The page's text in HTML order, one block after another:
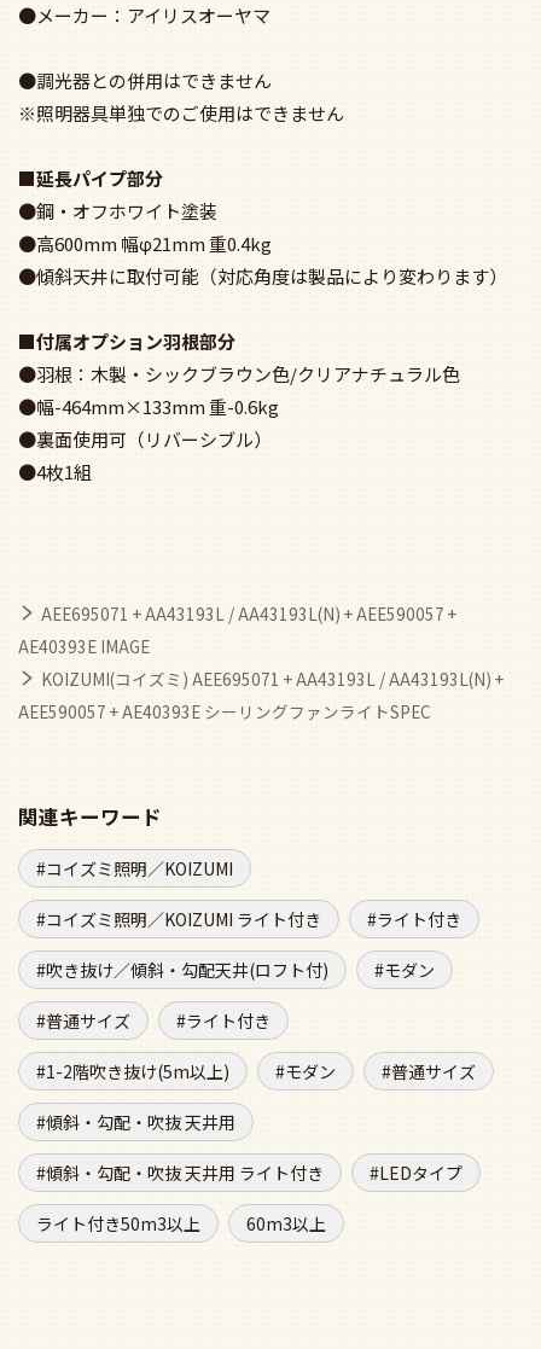
●メーカー：アイリスオーヤマ
●調光器との併用はできません
※照明器具単独でのご使用はできません
■延長パイプ部分
●鋼・オフホワイト塗装
●高600mm 幅φ21mm 重0.4kg
●傾斜天井に取付可能（対応角度は製品により変わります）
■付属オプション羽根部分
●羽根：木製・シックブラウン色/クリアナチュラル色
●幅-464mm×133mm 重-0.6kg
●裏面使用可（リバーシブル）
●4枚1組
AEE695071 + AA43193L / AA43193L(N) + AEE590057 +
AE40393E IMAGE
KOIZUMI(コイズミ) AEE695071 + AA43193L / AA43193L(N) +
AEE590057 + AE40393E シーリングファンライトSPEC
関連キーワード
コイズミ照明／KOIZUMI
コイズミ照明／KOIZUMI ライト付き ライト付き
吹き抜け／傾斜・勾配天井(ロフト付) モダン
普通サイズ ライト付き
1-2階吹き抜け(5m以上) モダン 普通サイズ
傾斜・勾配・吹抜 天井用
傾斜・勾配・吹抜 天井用 ライト付き LEDタイプ
ライト付き50m3以上 60m3以上